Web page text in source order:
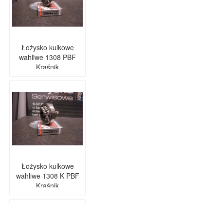
Łożysko kulkowe
wahliwe 1308 PBF
Kraśnik
Łożysko kulkowe
wahliwe 1308 K PBF
Kraśnik